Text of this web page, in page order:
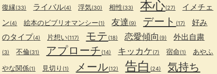
復縁(33) ライバル(4) 浮気(30) 相性(33) 本心(27)
イメチェ
ン(4) 絵本のビブリオマンシー(1) 友達 (9) デート (17)
好み
のタイプ(4) 片想い(117) モテ (18) 恋愛傾向 (9) 外出自粛
(3) 不倫(31) アプローチ (14) キッカケ(7) 宿命(1)
あやふ
やな関係(1) 見切り (1) メール(12) 告白 (24) 気持ち